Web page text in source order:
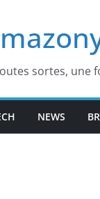
sortes, une
NEWS